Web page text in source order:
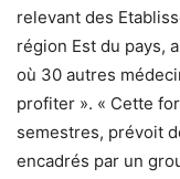
relevant des
région Est du pays,
où 30 autres
profiter ». « Cette
semestres, prévoit
encadrés par un